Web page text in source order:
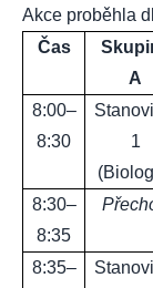
Akce proběhla
Čas
A
8:00–
8:30
1
8:30–
8:35
8:35–